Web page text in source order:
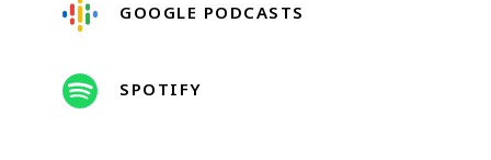
GOOGLE PODCASTS
SPOTIFY